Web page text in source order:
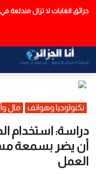
عاجل
حرائق الغابات لا تزال مندلعة
تكنولوجيا وهواتف مال
دراسة: استخدام
أن يضر بسمعة
العمل